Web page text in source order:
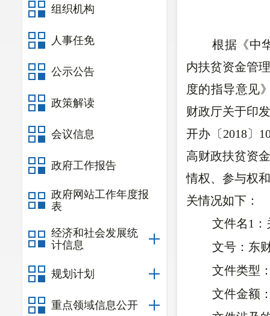
组织机构
人事任免
公示公告
政策解读
会议信息
政府工作报告
政府网站工作年度报
表
经济和社会发展统
计信息
规划计划
重点领域信息公开
根据《中
内扶贫资金管
度的指导意见
财政厅关于印
开办〔2018〕
高财政扶贫资
情权、参与权
关情况如下：
文件名1：
文号：东
文件类型
文件金额